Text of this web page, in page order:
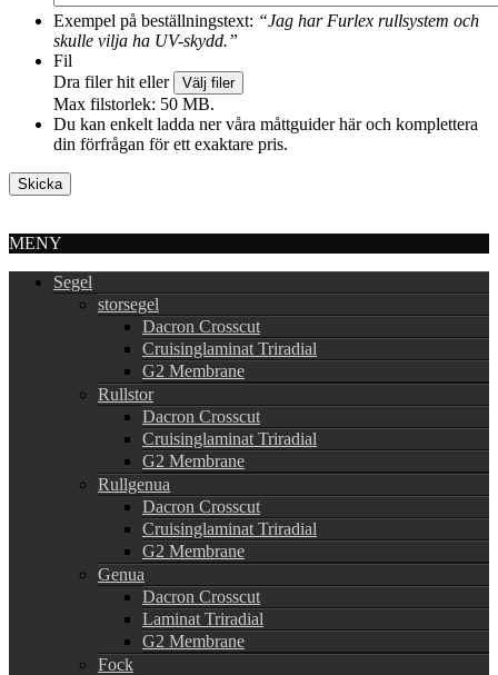
Exempel på beställningstext: “Jag har Furlex rullsystem och
skulle vilja ha UV-skydd.”
Fil
Dra filer hit eller
Välj filer
Max filstorlek: 50 MB.
Du kan enkelt ladda ner våra måttguider här och komplettera
din förfrågan för ett exaktare pris.
MENY
Segel
storsegel
Dacron Crosscut
Cruisinglaminat Triradial
G2 Membrane
Rullstor
Dacron Crosscut
Cruisinglaminat Triradial
G2 Membrane
Rullgenua
Dacron Crosscut
Cruisinglaminat Triradial
G2 Membrane
Genua
Dacron Crosscut
Laminat Triradial
G2 Membrane
Fock